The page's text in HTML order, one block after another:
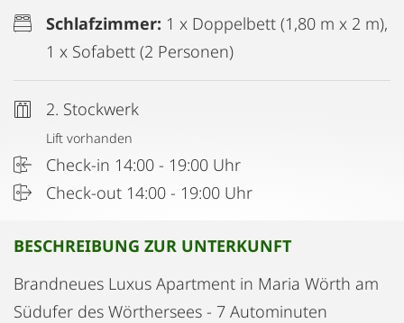
Schlafzimmer: 1 x Doppelbett (1,80 m x 2 m),
1 x Sofabett (2 Personen)
2. Stockwerk
Lift vorhanden
Check-in 14:00 - 19:00 Uhr
Check-out 14:00 - 19:00 Uhr
BESCHREIBUNG ZUR UNTERKUNFT
Brandneues Luxus Apartment in Maria Wörth am
Südufer des Wörthersees - 7 Autominuten